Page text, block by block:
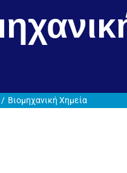
Βιομηχανική Χημεία